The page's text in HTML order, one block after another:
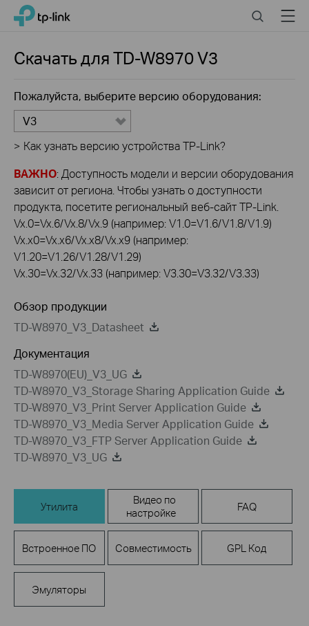
Click
navigation
TP-Link, Reliably Smart SearchMenu
Скачать дляTD-W8970V3
Пожалуйста, выберите версию оборудования:
V3
> Как узнать версию устройства TP-Link?
ВАЖНО: Доступность модели и версии оборудования
зависит от региона. Чтобы узнать о доступности
продукта, посетите региональный веб-сайт TP-Link.
Vx.0=Vx.6/Vx.8/Vx.9 (например: V1.0=V1.6/V1.8/V1.9)
Vx.x0=Vx.x6/Vx.x8/Vx.x9 (например:
V1.20=V1.26/V1.28/V1.29)
Vx.30=Vx.32/Vx.33 (например: V3.30=V3.32/V3.33)
Обзор продукции
TD-W8970_V3_Datasheet
Документация
TD-W8970(EU)_V3_UG
TD-W8970_V3_Storage Sharing Application Guide
TD-W8970_V3_Print Server Application Guide
TD-W8970_V3_Media Server Application Guide
TD-W8970_V3_FTP Server Application Guide
TD-W8970_V3_UG
Утилита
Видео по
настройке
FAQ
Встроенное ПО Совместимость GPL Код
Эмуляторы